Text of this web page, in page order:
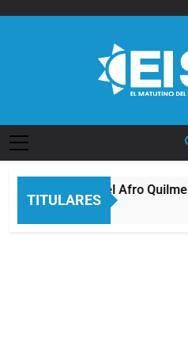
TITULARES
La noche del Afro
7 Horas Atrás